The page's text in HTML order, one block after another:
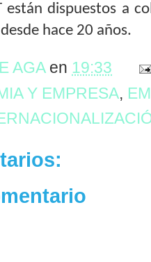
están dispuestos a
hace 20 años.
AGA en 19:33
Y EMPRESA,